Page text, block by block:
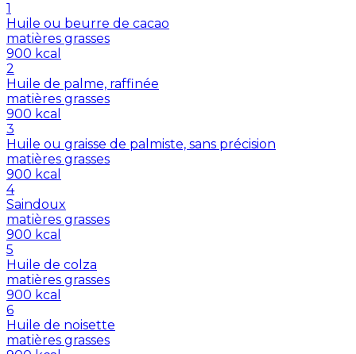
1
Huile ou beurre de cacao
matières grasses
900 kcal
2
Huile de palme, raffinée
matières grasses
900 kcal
3
Huile ou graisse de palmiste, sans précision
matières grasses
900 kcal
4
Saindoux
matières grasses
900 kcal
5
Huile de colza
matières grasses
900 kcal
6
Huile de noisette
matières grasses